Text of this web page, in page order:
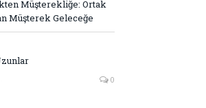
Müşterekliğe: Ortak
Müşterek Geleceğe
0